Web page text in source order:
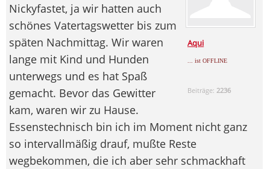
Aqui
... ist OFFLINE
Beiträge: 2236
Nickyfastet, ja wir hatten auch
schönes Vatertagswetter bis zum
späten Nachmittag. Wir waren
lange mit Kind und Hunden
unterwegs und es hat Spaß
gemacht. Bevor das Gewitter
kam, waren wir zu Hause.
Essenstechnisch bin ich im Moment nicht ganz
so intervallmäßig drauf, mußte Reste
wegbekommen, die ich aber sehr schmackhaft